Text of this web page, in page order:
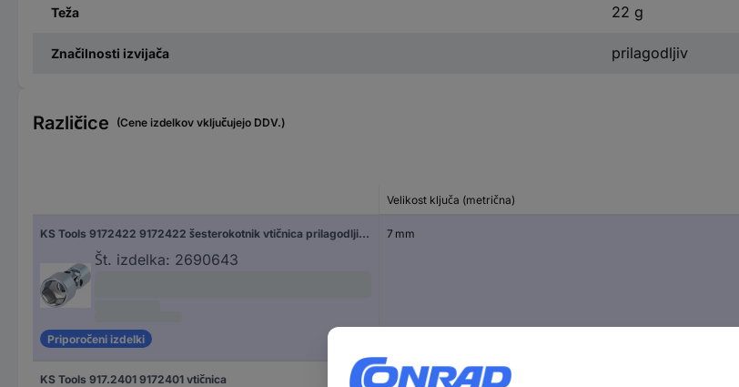
Teža 22 g
Značilnosti izvijača prilagodljiv
Različice (Cene izdelkov vključujejo DDV.)
Velikost ključa (metrična)
KS Tools 9172422 9172422 šesterokotnik vtičnica prilagodljiv 7 mm 7 mm 1/4" (6.3 mm)
Št. izdelka: 2690643
Priporočeni izdelki
7 mm
KS Tools 917.2401 9172401 vtičnica